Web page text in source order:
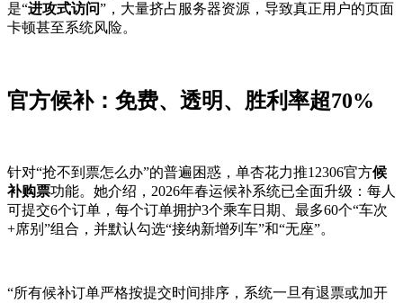
是“进攻式访问”，大量挤占服务器资源，导致真正用户的页面
卡顿甚至系统风险。
官方候补：免费、透明、胜利率超70%
针对“抢不到票怎么办”的普遍困惑，单杏花力推12306官方候
补购票功能。她介绍，2026年春运候补系统已全面升级：每人
可提交6个订单，每个订单拥护3个乘车日期、最多60个“车次
+席别”组合，并默认勾选“接纳新增列车”和“无座”。
“所有候补订单严格按提交时间排序，系统一旦有退票或加开